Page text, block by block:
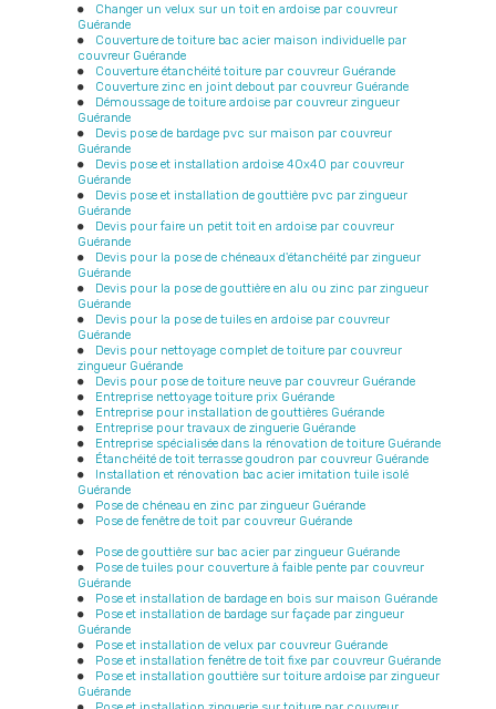
Changer un velux sur un toit en ardoise par couvreur
Guérande
Couverture de toiture bac acier maison individuelle par
couvreur Guérande
Couverture étanchéité toiture par couvreur Guérande
Couverture zinc en joint debout par couvreur Guérande
Démoussage de toiture ardoise par couvreur zingueur
Guérande
Devis pose de bardage pvc sur maison par couvreur
Guérande
Devis pose et installation ardoise 40x40 par couvreur
Guérande
Devis pose et installation de gouttière pvc par zingueur
Guérande
Devis pour faire un petit toit en ardoise par couvreur
Guérande
Devis pour la pose de chéneaux d'étanchéité par zingueur
Guérande
Devis pour la pose de gouttière en alu ou zinc par zingueur
Guérande
Devis pour la pose de tuiles en ardoise par couvreur
Guérande
Devis pour nettoyage complet de toiture par couvreur
zingueur Guérande
Devis pour pose de toiture neuve par couvreur Guérande
Entreprise nettoyage toiture prix Guérande
Entreprise pour installation de gouttières Guérande
Entreprise pour travaux de zinguerie Guérande
Entreprise spécialisée dans la rénovation de toiture Guérande
Étanchéité de toit terrasse goudron par couvreur Guérande
Installation et rénovation bac acier imitation tuile isolé
Guérande
Pose de chéneau en zinc par zingueur Guérande
Pose de fenêtre de toit par couvreur Guérande
Pose de gouttière sur bac acier par zingueur Guérande
Pose de tuiles pour couverture à faible pente par couvreur
Guérande
Pose et installation de bardage en bois sur maison Guérande
Pose et installation de bardage sur façade par zingueur
Guérande
Pose et installation de velux par couvreur Guérande
Pose et installation fenêtre de toit fixe par couvreur Guérande
Pose et installation gouttière sur toiture ardoise par zingueur
Guérande